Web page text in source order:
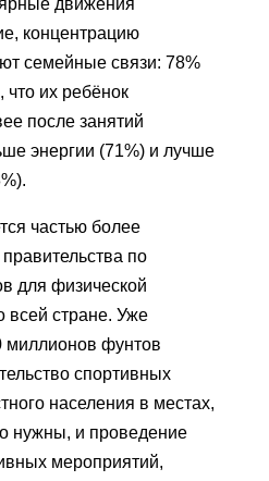
движения
концентрацию
семейные связи: 78%
что их ребёнок
после занятий
энергии (71%) и лучше
частью более
по
для физической
всей стране. Уже
миллионов фунтов
спортивных
населения в местах,
нужны, и проведение
мероприятий,